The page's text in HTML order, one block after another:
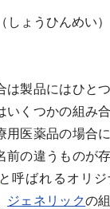
（しょうひんめい）
は製品にはひと
いくつかの組み
用医薬品の場合
前の違うものが存
と呼ばれるオリジ
ジェネリックの